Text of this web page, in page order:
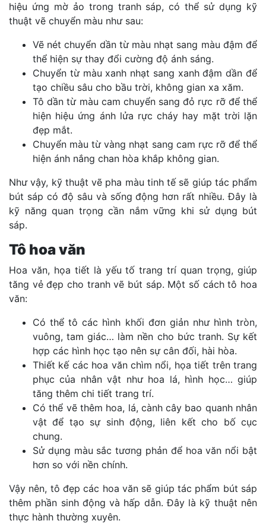
hiệu ứng mờ ảo trong tranh sáp, có thể sử dụng kỹ
thuật vẽ chuyển màu như sau:
Vẽ nét chuyển dần từ màu nhạt sang màu đậm để
thể hiện sự thay đổi cường độ ánh sáng.
Chuyển từ màu xanh nhạt sang xanh đậm dần để
tạo chiều sâu cho bầu trời, không gian xa xăm.
Tô dần từ màu cam chuyển sang đỏ rực rỡ để thể
hiện hiệu ứng ánh lửa rực cháy hay mặt trời lặn
đẹp mắt.
Chuyển màu từ vàng nhạt sang cam rực rỡ để thể
hiện ánh nắng chan hòa khắp không gian.
Như vậy, kỹ thuật vẽ pha màu tinh tế sẽ giúp tác phẩm
bút sáp có độ sâu và sống động hơn rất nhiều. Đây là
kỹ năng quan trọng cần nắm vững khi sử dụng bút
sáp.
Tô hoa văn
Hoa văn, họa tiết là yếu tố trang trí quan trọng, giúp
tăng vẻ đẹp cho tranh vẽ bút sáp. Một số cách tô hoa
văn:
Có thể tô các hình khối đơn giản như hình tròn,
vuông, tam giác… làm nền cho bức tranh. Sự kết
hợp các hình học tạo nên sự cân đối, hài hòa.
Thiết kế các hoa văn chìm nổi, họa tiết trên trang
phục của nhân vật như hoa lá, hình học… giúp
tăng thêm chi tiết trang trí.
Có thể vẽ thêm hoa, lá, cành cây bao quanh nhân
vật để tạo sự sinh động, liên kết cho bố cục
chung.
Sử dụng màu sắc tương phản để hoa văn nổi bật
hơn so với nền chính.
Vậy nên, tô đẹp các hoa văn sẽ giúp tác phẩm bút sáp
thêm phần sinh động và hấp dẫn. Đây là kỹ thuật nên
thực hành thường xuyên.